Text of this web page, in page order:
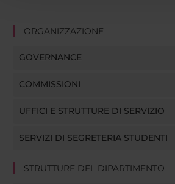
raccolto dal tuo utilizzo dei loro servizi.
ORGANIZZAZIONE
GOVERNANCE
COMMISSIONI
UFFICI E STRUTTURE DI SERVIZIO
SERVIZI DI SEGRETERIA STUDENTI
STRUTTURE DEL DIPARTIMENTO